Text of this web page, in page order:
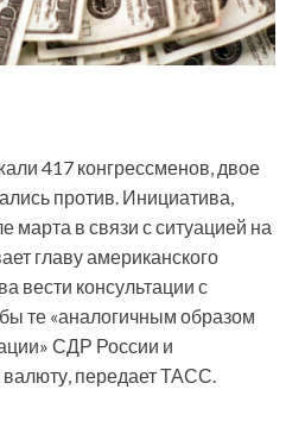
417 конгрессменов, двое
против. Инициатива,
марта в связи с ситуацией на
главу американского
вести консультации с
те «аналогичным образом
СДР России и
передает ТАСС.